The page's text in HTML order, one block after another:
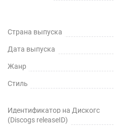
Страна выпуска
Дата выпуска
Жанр
Стиль
Идентификатор на Дискогс
(Discogs releaseID)